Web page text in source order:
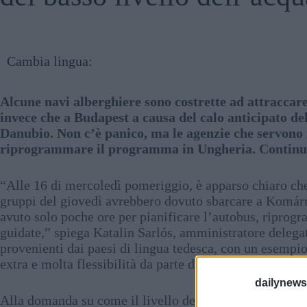
Cambia lingua:
Alcune navi alberghiere sono costrette ad
invece che a Budapest a causa del calo anticipato
Danubio. Non c’è panico, ma le agenzie che
riprogrammare il programma in Ungheria.
“Alle 16 di mercoledì pomeriggio, è apparso chiaro
gruppi del giovedì avrebbero dovuto sbarcare a
avuto solo poche ore per pianificare l’autobus,
guidate,” spiega Katalin Sarlós, amministratore
provenienti dai paesi di lingua tedesca, con un
extra e molta flessibilità da parte di tutti i partner per
Alla domanda su come il livello dell’acqua di 90-100